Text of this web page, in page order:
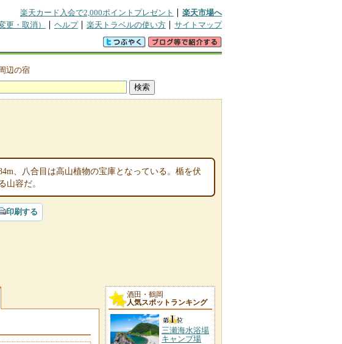
楽天カード入会で2,000ポイントプレゼント
楽天市場へ
更・取消） ヘルプ 楽天トラベルの使い方 サイトマップ
辺の宿
、八合目は高山植物の宝庫となっている。楯を伏
山容だ。
印刷する
酒田・鶴岡
人気スポットランキング
三瀬海水浴場
キャンプ場